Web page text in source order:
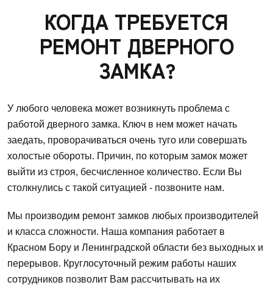
КОГДА ТРЕБУЕТСЯ
РЕМОНТ ДВЕРНОГО
ЗАМКА?
У любого человека может возникнуть проблема с
работой дверного замка. Ключ в нем может начать
заедать, проворачиваться очень туго или совершать
холостые обороты. Причин, по которым замок может
выйти из строя, бесчисленное количество. Если Вы
столкнулись с такой ситуацией - позвоните нам.
Мы производим ремонт замков любых производителей
и класса сложности. Наша компания работает в
Красном Бору и Ленинградской области без выходных и
перерывов. Круглосуточный режим работы наших
сотрудников позволит Вам рассчитывать на их